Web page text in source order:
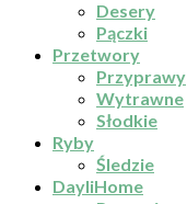
Desery
Pączki
Przetwory
Przyprawy
Wytrawne
Słodkie
Ryby
Śledzie
DayliHome